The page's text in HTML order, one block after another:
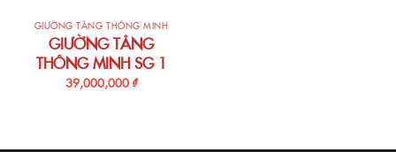
GIƯỜNG TẦNG THÔNG MINH
GIƯỜNG TÂNG
THÔNG MINH SG 1
39,000,000 ₫